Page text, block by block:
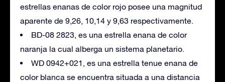
estrellas enanas de color rojo posee una magnitud
aparente de 9,26, 10,14 y 9,63 respectivamente.
BD-08 2823, es una estrella enana de color
naranja la cual alberga un sistema planetario.
WD 0942+021, es una estrella tenue enana de
color blanca se encuentra situada a una distancia